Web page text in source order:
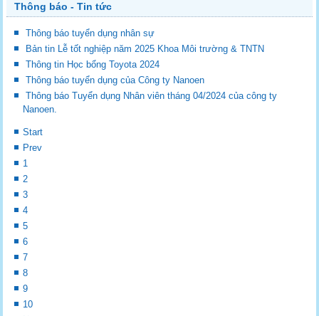
Thông báo - Tin tức
Thông báo tuyển dụng nhân sự
Bản tin Lễ tốt nghiệp năm 2025 Khoa Môi trường & TNTN
Thông tin Học bổng Toyota 2024
Thông báo tuyển dụng của Công ty Nanoen
Thông báo Tuyển dụng Nhân viên tháng 04/2024 của công ty
Nanoen.
Start
Prev
1
2
3
4
5
6
7
8
9
10